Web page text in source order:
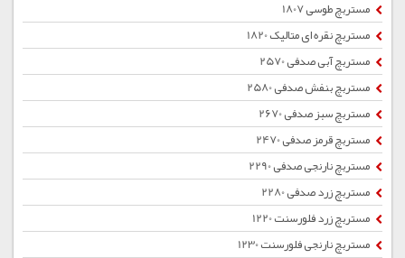
مستربچ طوسی 1807
مستربچ نقره ای متالیک 1820
مستربچ آبی صدفی 2570
مستربچ بنفش صدفی 2580
مستربچ سبز صدفی 2670
مستربچ قرمز صدفی 2470
مستربچ نارنجی صدفی 2290
مستربچ زرد صدفی 2280
مستربچ زرد فلورسنت 1220
مستربچ نارنجی فلورسنت 1230